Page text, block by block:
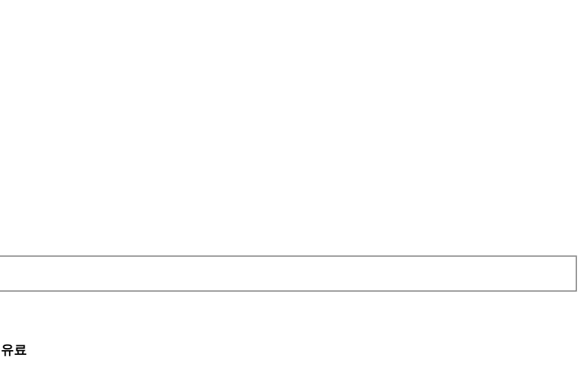
유료